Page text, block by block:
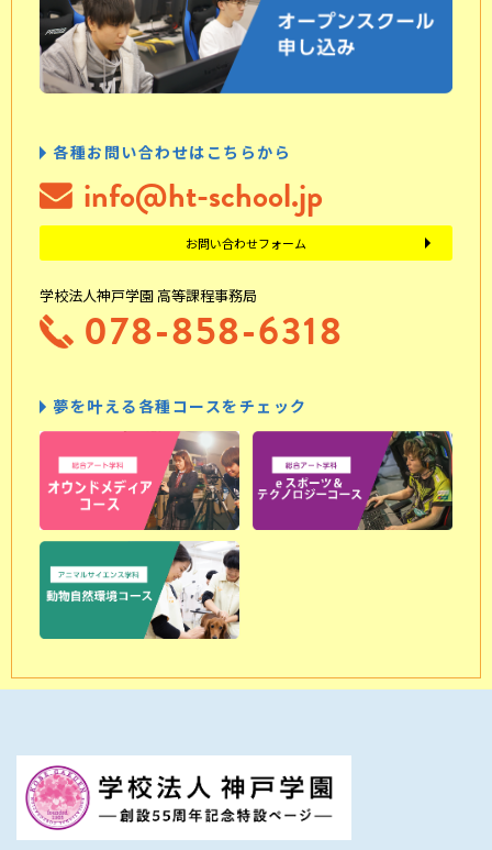
各種お問い合わせはこちらから
info@ht-school.jp
お問い合わせフォーム
学校法人神戸学園 高等課程事務局
078-858-6318
夢を叶える各種コースをチェック